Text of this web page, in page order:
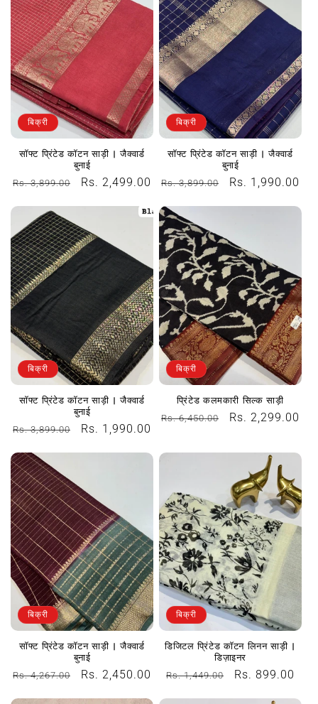
बिक्री
सॉफ्ट प्रिंटेड कॉटन साड़ी | जैक्वार्ड
बुनाई
नियमित
मूल्य
Rs. 3,899.00
विक्रय
Rs. 2,499.00
बिक्री
सॉफ्ट प्रिंटेड कॉटन साड़ी | जैक्वार्ड
बुनाई
नियमित
से
मूल्य
Rs. 3,899.00
विक्रय
Rs. 1,990.00
बिक्री
सॉफ्ट प्रिंटेड कॉटन साड़ी | जैक्वार्ड
बुनाई
नियमित
से
मूल्य
Rs. 3,899.00
विक्रय
Rs. 1,990.00
बिक्री
प्रिंटेड कलमकारी सिल्क साड़ी
नियमित
से
Rs. 6,450.00
विक्रय
Rs. 2,299.00
बिक्री
सॉफ्ट प्रिंटेड कॉटन साड़ी | जैक्वार्ड
बुनाई
नियमित
Rs. 4,267.00
विक्रय
Rs. 2,450.00
बिक्री
डिजिटल प्रिंटेड कॉटन लिनन साड़ी |
डिज़ाइनर
नियमित
Rs. 1,449.00
विक्रय
Rs. 899.00